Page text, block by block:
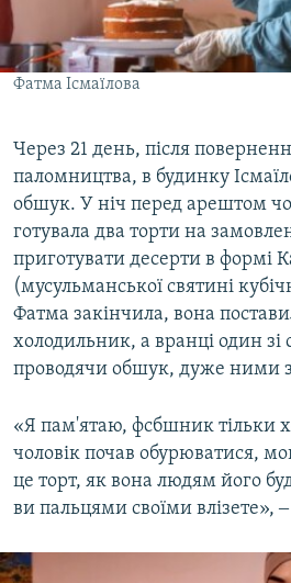
Фатма Ісмаїлова
Через 21 день, після
паломництва, в будинку
обшук. У ніч перед арештом
готувала два торти на
приготувати десерти в формі
(мусульманської святині
Фатма закінчила, вона
холодильник, а вранці один зі
проводячи обшук, дуже ними
«Я пам'ятаю, фсбшник тільки
чоловік почав обурюватися,
це торт, як вона людям його
ви пальцями своїми влізете»,